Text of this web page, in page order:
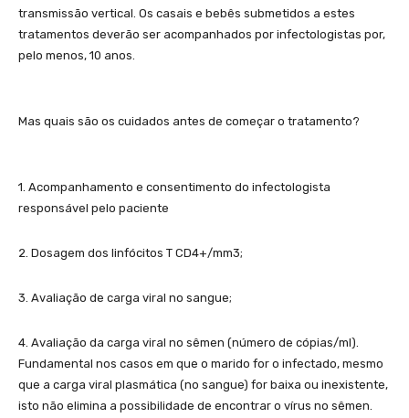
transmissão vertical. Os casais e bebês submetidos a estes
tratamentos deverão ser acompanhados por infectologistas por,
pelo menos, 10 anos.
Mas quais são os cuidados antes de começar o tratamento?
1. Acompanhamento e consentimento do infectologista
responsável pelo paciente
2. Dosagem dos linfócitos T CD4+/mm3;
3. Avaliação de carga viral no sangue;
4. Avaliação da carga viral no sêmen (número de cópias/ml).
Fundamental nos casos em que o marido for o infectado, mesmo
que a carga viral plasmática (no sangue) for baixa ou inexistente,
isto não elimina a possibilidade de encontrar o vírus no sêmen.